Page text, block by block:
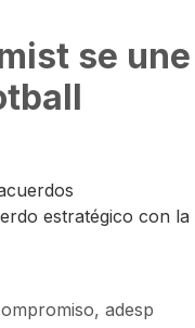
se une
estratégico con la